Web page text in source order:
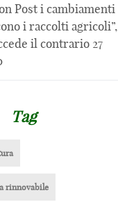
Post i cambiamenti
i raccolti agricoli”,
il contrario 27
Tag
rinnovabile